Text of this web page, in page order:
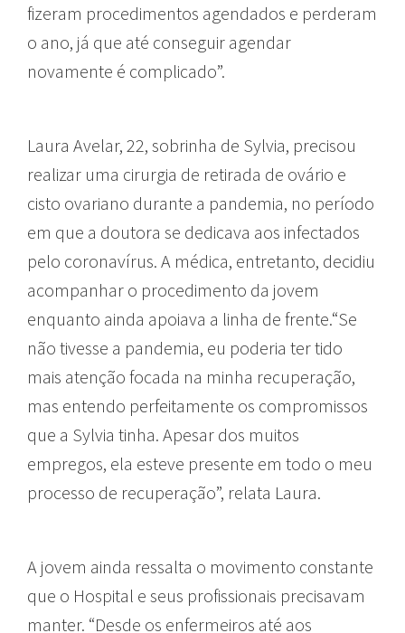
fizeram procedimentos agendados e perderam
o ano, já que até conseguir agendar
novamente é complicado”.
Laura Avelar, 22, sobrinha de Sylvia, precisou
realizar uma cirurgia de retirada de ovário e
cisto ovariano durante a pandemia, no período
em que a doutora se dedicava aos infectados
pelo coronavírus. A médica, entretanto, decidiu
acompanhar o procedimento da jovem
enquanto ainda apoiava a linha de frente.“Se
não tivesse a pandemia, eu poderia ter tido
mais atenção focada na minha recuperação,
mas entendo perfeitamente os compromissos
que a Sylvia tinha. Apesar dos muitos
empregos, ela esteve presente em todo o meu
processo de recuperação”, relata Laura.
A jovem ainda ressalta o movimento constante
que o Hospital e seus profissionais precisavam
manter. “Desde os enfermeiros até aos